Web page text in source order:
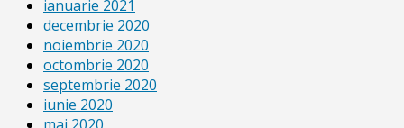
ianuarie 2021
decembrie 2020
noiembrie 2020
octombrie 2020
septembrie 2020
iunie 2020